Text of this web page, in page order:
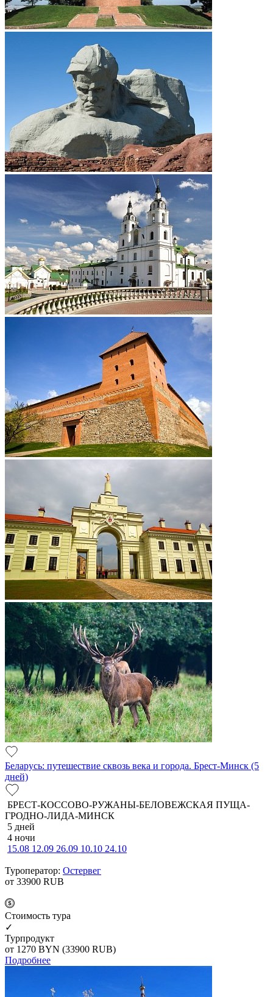
Беларусь: путешествие сквозь века и города. Брест-Минск (5
дней)
БРЕСТ-КОССОВО-РУЖАНЫ-БЕЛОВЕЖСКАЯ ПУЩА-
ГРОДНО-ЛИДА-МИНСК
5 дней
4 ночи
15.08 12.09 26.09 10.10 24.10
Туроператор: Остервег
от 33900 RUB
Cтоимость тура
✓
Турпродукт
от 1270 BYN (33900 RUB)
Подробнее